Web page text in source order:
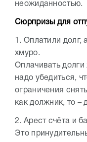
неожиданностью.
Сюрпризы для
1. Оплатили долг,
хмуро.
Оплачивать
надо убедиться,
ограничения
как должник, то –
2. Арест счёта и
Это